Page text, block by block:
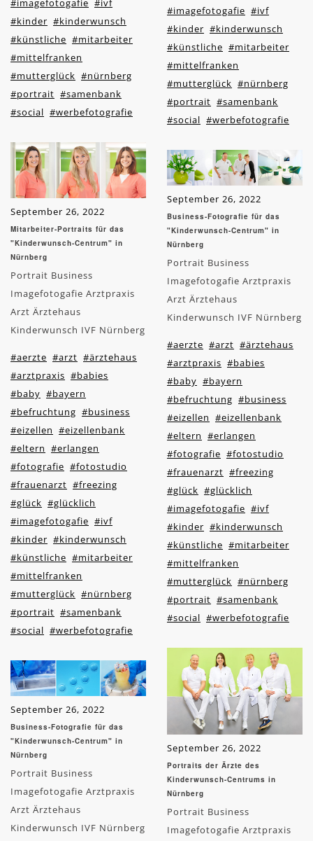
#imagefotogafie #ivf
#kinder #kinderwunsch
#künstliche #mitarbeiter
#mittelfranken
#mutterglück #nürnberg
#portrait #samenbank
#social #werbefotografie
September 26, 2022
Mitarbeiter-Portraits für das
"Kinderwunsch-Centrum" in
Nürnberg
Portrait Business
Imagefotogafie Arztpraxis
Arzt Ärztehaus
Kinderwunsch IVF Nürnberg
#aerzte #arzt #ärztehaus
#arztpraxis #babies
#baby #bayern
#befruchtung #business
#eizellen #eizellenbank
#eltern #erlangen
#fotografie #fotostudio
#frauenarzt #freezing
#glück #glücklich
#imagefotogafie #ivf
#kinder #kinderwunsch
#künstliche #mitarbeiter
#mittelfranken
#mutterglück #nürnberg
#portrait #samenbank
#social #werbefotografie
September 26, 2022
Business-Fotografie für das
"Kinderwunsch-Centrum" in
Nürnberg
Portrait Business
Imagefotogafie Arztpraxis
Arzt Ärztehaus
Kinderwunsch IVF Nürnberg
#imagefotogafie #ivf
#kinder #kinderwunsch
#künstliche #mitarbeiter
#mittelfranken
#mutterglück #nürnberg
#portrait #samenbank
#social #werbefotografie
September 26, 2022
Business-Fotografie für das
"Kinderwunsch-Centrum" in
Nürnberg
Portrait Business
Imagefotogafie Arztpraxis
Arzt Ärztehaus
Kinderwunsch IVF Nürnberg
#aerzte #arzt #ärztehaus
#arztpraxis #babies
#baby #bayern
#befruchtung #business
#eizellen #eizellenbank
#eltern #erlangen
#fotografie #fotostudio
#frauenarzt #freezing
#glück #glücklich
#imagefotogafie #ivf
#kinder #kinderwunsch
#künstliche #mitarbeiter
#mittelfranken
#mutterglück #nürnberg
#portrait #samenbank
#social #werbefotografie
September 26, 2022
Portraits der Ärzte des
Kinderwunsch-Centrums in
Nürnberg
Portrait Business
Imagefotogafie Arztpraxis